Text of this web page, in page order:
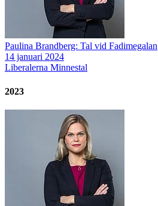
Paulina Brandberg: Tal vid Fadimegalan
14 januari 2024
Liberalerna Minnestal
2023